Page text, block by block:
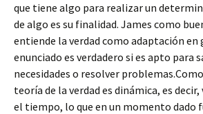
que tiene algo para realizar un
de algo es su finalidad. James como
entiende la verdad como adaptación en
enunciado es verdadero si es apto para
necesidades o resolver
teoría de la verdad es dinámica, es
el tiempo, lo que en un momento dado